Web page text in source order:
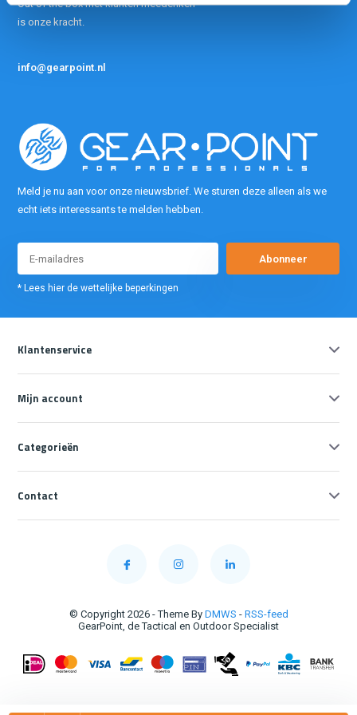
Out of the box met klanten meedenken
is onze kracht.
info@gearpoint.nl
Meld je nu aan voor onze nieuwsbrief. We sturen deze alleen als we
echt iets interessants te melden hebben.
Abonneer
* Lees hier de wettelijke beperkingen
Klantenservice
Mijn account
Categorieën
Contact
© Copyright 2026 - Theme By DMWS - RSS-feed
GearPoint, de Tactical en Outdoor Specialist